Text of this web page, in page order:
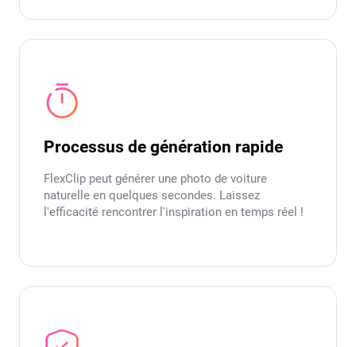
Processus de génération rapide
FlexClip peut générer une photo de voiture
naturelle en quelques secondes. Laissez
l'efficacité rencontrer l'inspiration en temps réel !